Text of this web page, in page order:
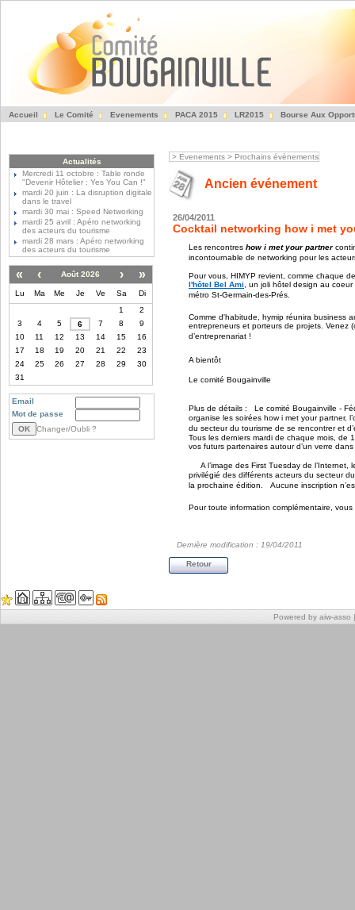
Accueil Le Comité Evenements PACA 2015 LR2015 Bourse Aux
Actualités
Mercredi 11 octobre : Table ronde
"Devenir Hôtelier : Yes You Can !"
mardi 20 juin : La disruption digitale
dans le travel
mardi 30 mai : Speed Networking
mardi 25 avril : Apéro networking
des acteurs du tourisme
mardi 28 mars : Apéro networking
des acteurs du tourisme
« ‹ Août 2026 › »
Lu Ma Me Je Ve Sa
Di
1
2
3
4 5 6 7 8
9
10
11 12 13 14 15
16
17
18 19 20 21 22
23
24
25 26 27 28 29
30
31
Email
Mot de passe
Changer/Oubli ?
> Evenements > Prochains évènements
Ancien événement
26/04/2011
Cocktail networking how i met
Les rencontres how i met your partner
incontournable de networking pour les
Pour vous, HIMYP revient, comme chaque
l'hôtel Bel Ami , un joli hôtel design au
métro St-Germain-des-Prés.
Comme d'habitude, hymip réunira business
entrepreneurs et porteurs de projets. Venez
d’entreprenariat !
A bientôt
Le comité Bougainville
Plus de détails : Le comité Bougainville -
organise les soirées how i met your partner,
du secteur du tourisme de se rencontrer et
Tous les derniers mardi de chaque mois, de
vos futurs partenaires autour d’un verre
A l’image des First Tuesday de l’Internet,
privilégié des différents acteurs du secteur
la prochaine édition. Aucune inscription
Pour toute information complémentaire,
Dernière modification : 19/04/2011
Retour
Powered by aiw-asso